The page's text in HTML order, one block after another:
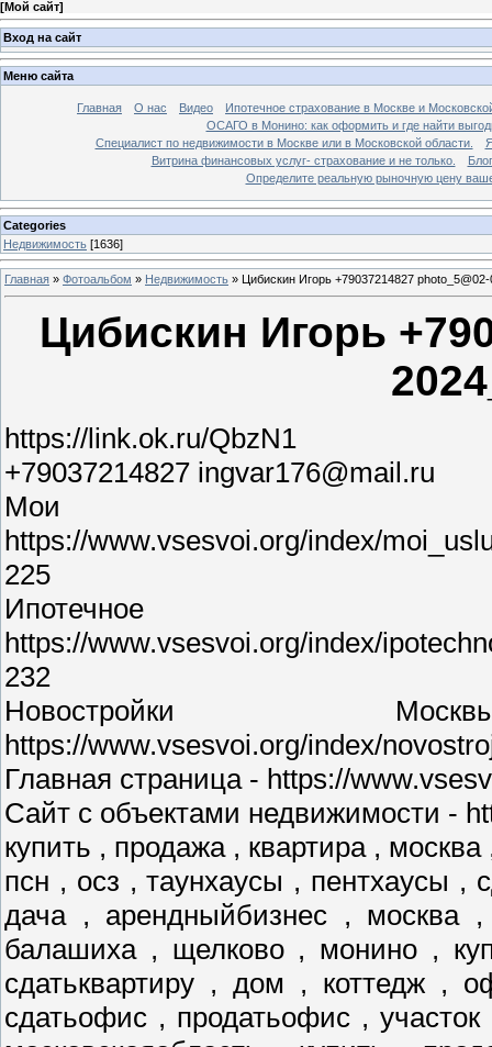
[Мой сайт]
Вход на сайт
Меню сайта
Главная О нас Видео
Ипотечное страхование в Москве и
ОСАГО в Монино: как оформить и где найти
Специалист по недвижимости в Москве или в Московской области.
Витрина финансовых услуг- страхование и не только.
Блог
Определите реальную рыночную цену
Categories
Недвижимость [1636]
Главная » Фотоальбом » Недвижимость » Цибискин Игорь +79037214827
Цибискин Игорь
https://link.ok.ru/QbzN1
+79037214827 ingvar176@mail.ru
Мои
https://www.vsesvoi.org/index/
225
Ипотечное
https://www.vsesvoi.org/index/
232
Новостройки
https://www.vsesvoi.org/index/
Главная страница - https://
Сайт с объектами недвижимости -
купить , продажа , квартира ,
псн , осз , таунхаусы , пентхаусы ,
дача , арендныйбизнес , москва
балашиха , щелково , монино ,
сдатьквартиру , дом , коттедж ,
сдатьофис , продатьофис ,